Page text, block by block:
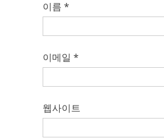
이름 *
이메일 *
웹사이트